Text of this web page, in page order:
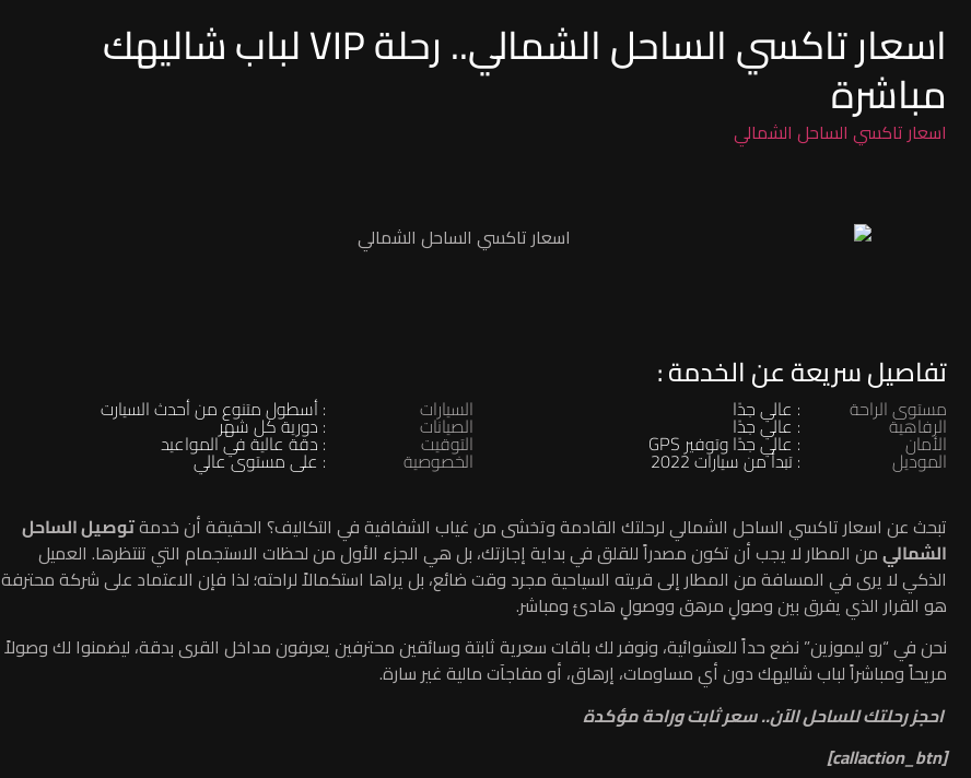
اسعار تاكسي الساحل الشمالي.. رحلة VIP لباب شاليهك
مباشرة
اسعار تاكسي الساحل الشمالي
تفاصيل سريعة عن الخدمة :
مستوى الراحة : عالي جدًا
الرفاهية : عالي جدًا
الأمان : عالي جدًا وتوفير GPS
الموديل : تبدأ من سيارات 2022
السيارات : أسطول متنوع من أحدث السيارت
الصيانات : دورية كل شهر
التوقيت : دقة عالية في المواعيد
الخصوصية
: على مستوى عالي
تبحث عن اسعار تاكسي الساحل الشمالي لرحلتك القادمة وتخشى من غياب الشفافية في التكاليف؟ الحقيقة أن خدمةتوصيل الساحل
الشماليمن المطار لا يجب أن تكون مصدراً للقلق في بداية إجازتك، بل هي الجزء الأول من لحظات الاستجمام التي تنتظرها. العميل
الذكي لا يرى في المسافة من المطار إلى قريته السياحية مجرد وقت ضائع، بل يراها استكمالاً لراحته؛ لذا فإن الاعتماد على شركة محترفة
هو القرار الذي يفرق بين وصولٍ مرهق ووصولٍ هادئ ومباشر.
نحن في “رو ليموزين” نضع حداً للعشوائية، ونوفر لك باقات سعرية ثابتة وسائقين محترفين يعرفون مداخل القرى بدقة، ليضمنوا لك وصولاً
مريحاً ومباشراً لباب شاليهك دون أي مساومات، إرهاق، أو مفاجآت مالية غير سارة.
احجز رحلتك للساحل الآن.. سعر ثابت وراحة مؤكدة
[callaction_btn]